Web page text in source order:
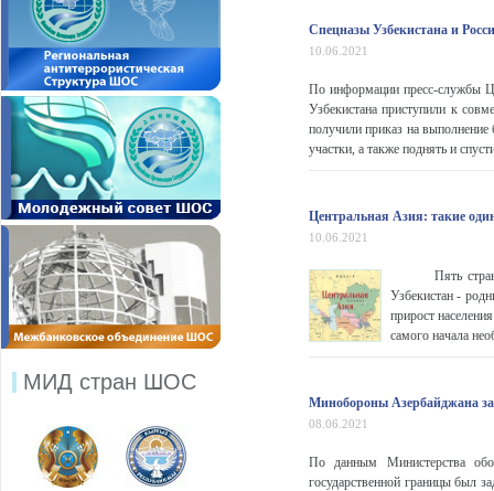
МИД стран ШОС
Спецназы Узбекистана и
10.06.2021
По информации пресс-службы
Узбекистана приступили к
получили приказ на выполнение
участки, а также поднять и
Центральная Азия: такие
10.06.2021
Пять стран
Узбекистан -
прирост
самого начала
Минобороны Азербайджана
08.06.2021
По данным Министерства
государственной границы был